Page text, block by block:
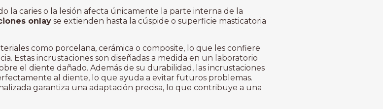
la caries o la lesión afecta únicamente la parte interna de la
onlay se extienden hasta la cúspide o superficie masticatoria
como porcelana, cerámica o composite, lo que les confiere
Estas incrustaciones son diseñadas a medida en un laboratorio
el diente dañado. Además de su durabilidad, las incrustaciones
al diente, lo que ayuda a evitar futuros problemas.
garantiza una adaptación precisa, lo que contribuye a una